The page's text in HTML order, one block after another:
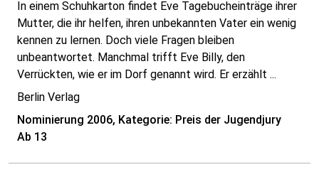
In einem Schuhkarton findet Eve Tagebucheinträge ihrer
Mutter, die ihr helfen, ihren unbekannten Vater ein wenig
kennen zu lernen. Doch viele Fragen bleiben
unbeantwortet. Manchmal trifft Eve Billy, den
Verrückten, wie er im Dorf genannt wird. Er erzählt ...
Berlin Verlag
Nominierung 2006, Kategorie: Preis der Jugendjury
Ab 13